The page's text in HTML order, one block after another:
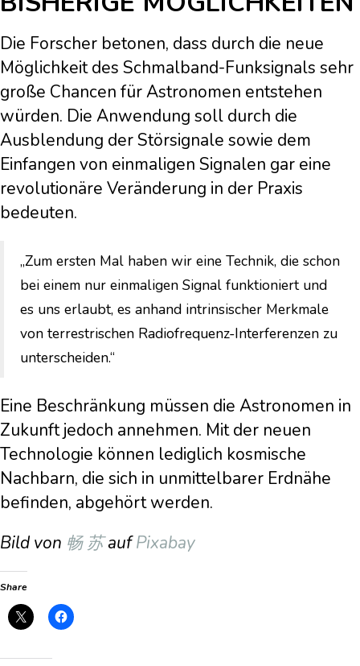
Die Forscher betonen, dass durch die neue
Möglichkeit des Schmalband-Funksignals sehr
große Chancen für Astronomen entstehen
würden. Die Anwendung soll durch die
Ausblendung der Störsignale sowie dem
Einfangen von einmaligen Signalen gar eine
revolutionäre Veränderung in der Praxis
bedeuten.
„Zum ersten Mal haben wir eine Technik, die schon
bei einem nur einmaligen Signal funktioniert und
es uns erlaubt, es anhand intrinsischer Merkmale
von terrestrischen Radiofrequenz-Interferenzen zu
unterscheiden.“
Eine Beschränkung müssen die Astronomen in
Zukunft jedoch annehmen. Mit der neuen
Technologie können lediglich kosmische
Nachbarn, die sich in unmittelbarer Erdnähe
befinden, abgehört werden.
Bild von 畅 苏aufPixabay
Share